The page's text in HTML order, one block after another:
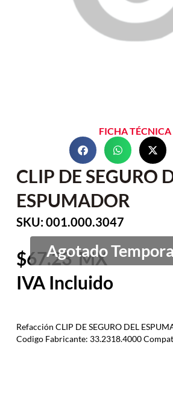
FICHA TÉCNICA
CLIP DE SEGURO
ESPUMADOR
SKU: 001.000.3047
67.23
Refacción CLIP DE SEGURO DEL
Codigo Fabricante: 33.2318.4000